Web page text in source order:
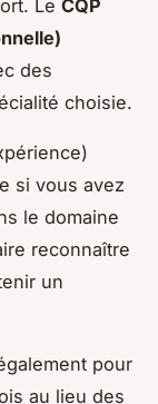
Le CQP
des
choisie.
si vous avez
le domaine
reconnaître
un
pour
au lieu des